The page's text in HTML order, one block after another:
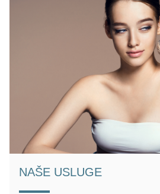
NAŠE USLUGE